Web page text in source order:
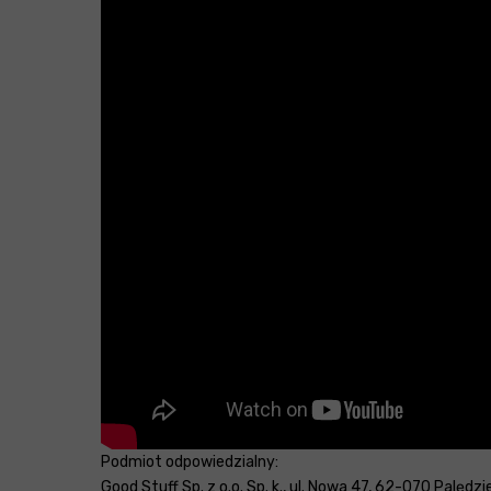
Podmiot odpowiedzialny: